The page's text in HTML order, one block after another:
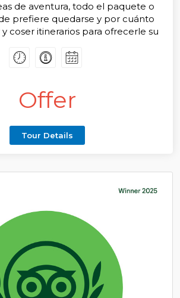
de aventura, todo el paquete o
prefiere quedarse y por cuánto
coser itinerarios para ofrecerle su
Offer
Tour Details